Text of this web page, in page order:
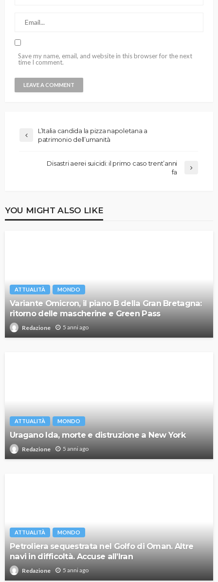
Save my name, email, and website in this browser for the next
time I comment.
L’Italia candida la pizza napoletana a
patrimonio dell’umanità
Disastri aerei suicidi: il primo caso trent’anni
fa
YOU MIGHT ALSO LIKE
ATTUALITÀ MONDO
Variante Omicron, il piano B della Gran Bretagna:
ritorno delle mascherine e Green Pass
Redazione 5 anni ago
ATTUALITÀ MONDO
Uragano Ida, morte e distruzione a New York
Redazione 5 anni ago
ATTUALITÀ MONDO
Petroliera sequestrata nel Golfo di Oman. Altre
navi in difficoltà. Accuse all’Iran
Redazione 5 anni ago